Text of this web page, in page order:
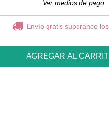
Ver medios de pago
Envío gratis superando los